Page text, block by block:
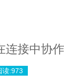
接中协
读:973